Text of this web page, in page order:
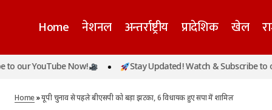
Home नेशनल अन्तर्राष्ट्रीय प्रादेशिक खेल
शहनाज़ गिल ने दिया सिद्धार्थ को ट्रिब्यूट, फैंस के
Now! Stay Updated! Watch & Subscribe to our
Home»यूपी चुनाव से पहले बीएसपी को बड़ा झटका, 6 विधायक हुए सपा में शामिल